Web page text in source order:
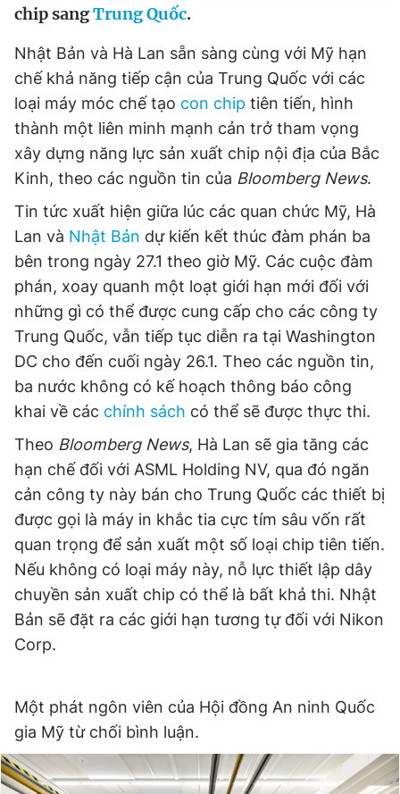
Tiện ích
Thông tin tòa soạn Liên hệ quảng cáo
Đọc Thanh Niên trên điện thoại
Theo dõi báo trên
Hotline
0906 645 777
Liên hệ quảng cáo
0908 780 404
Tổng biên tập: Nguyễn Ngọc Toàn
Phó tổng biên tập thường trực: Hải Thành
Phó tổng biên tập: Lâm Hiếu Dũng
Phó tổng biên tập: Trần Việt Hưng
Tổng thư ký tòa soạn: Đức Trung
Giấy phép xuất bản số 110/GP - BTTTT cấp ngày 24.3.2020
© 2003-2026 Bản quyền thuộc về Báo Thanh Niên. Cấm sao
chép dưới mọi hình thức nếu không có sự chấp thuận bằng văn
bản. Phát triển bởi ePi Technologies, JSC.
chip sangTrung Quốc.
Nhật Bản và Hà Lan sẵn sàng cùng với Mỹ hạn
chế khả năng tiếp cận của Trung Quốc với các
loại máy móc chế tạo con chip tiên tiến, hình
thành một liên minh mạnh cản trở tham vọng
xây dựng năng lực sản xuất chip nội địa của Bắc
Kinh, theo các nguồn tin của Bloomberg News.
Tin tức xuất hiện giữa lúc các quan chức Mỹ, Hà
Lan và Nhật Bản dự kiến kết thúc đàm phán ba
bên trong ngày 27.1 theo giờ Mỹ. Các cuộc đàm
phán, xoay quanh một loạt giới hạn mới đối với
những gì có thể được cung cấp cho các công ty
Trung Quốc, vẫn tiếp tục diễn ra tại Washington
DC cho đến cuối ngày 26.1. Theo các nguồn tin,
ba nước không có kế hoạch thông báo công
khai về các chính sách có thể sẽ được thực thi.
Theo Bloomberg News, Hà Lan sẽ gia tăng các
hạn chế đối với ASML Holding NV, qua đó ngăn
cản công ty này bán cho Trung Quốc các thiết bị
được gọi là máy in khắc tia cực tím sâu vốn rất
quan trọng để sản xuất một số loại chip tiên tiến.
Nếu không có loại máy này, nỗ lực thiết lập dây
chuyền sản xuất chip có thể là bất khả thi. Nhật
Bản sẽ đặt ra các giới hạn tương tự đối với Nikon
Corp.
Một phát ngôn viên của Hội đồng An ninh Quốc
gia Mỹ từ chối bình luận.